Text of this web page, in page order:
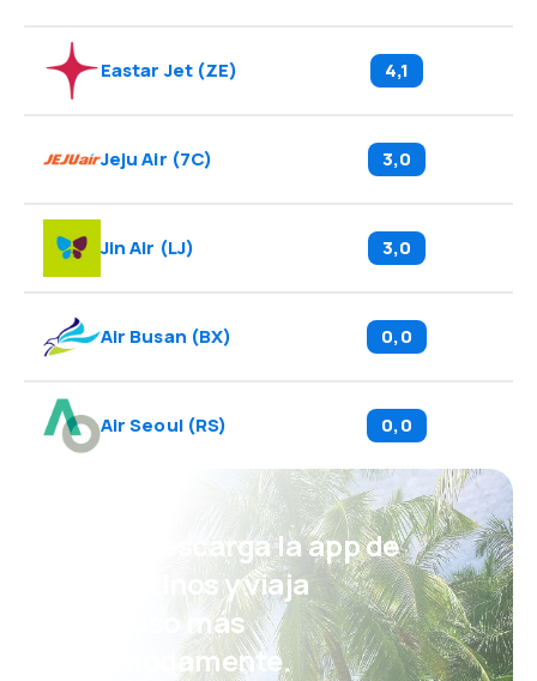
Eastar Jet(ZE) 4,1
Jeju Air (7C) 3,0
Jin Air (LJ) 3,0
Air Busan (BX) 0,0
Air Seoul(RS) 0,0
¡Eh! Descarga la app de
eDestinos y viaja
incluso más
cómodamente.